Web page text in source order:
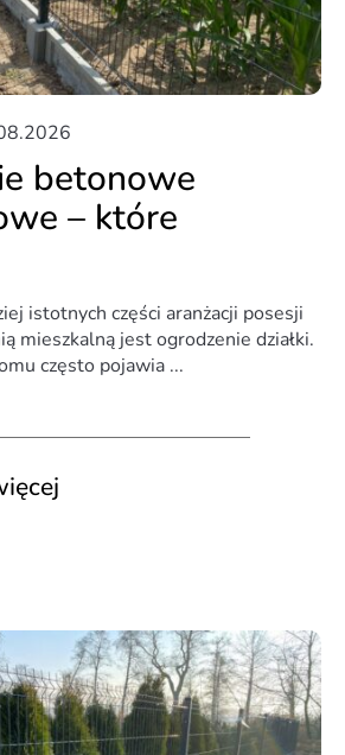
betonowe
– które
istotnych części aranżacji posesji
mieszkalną jest ogrodzenie działki.
często pojawia ...